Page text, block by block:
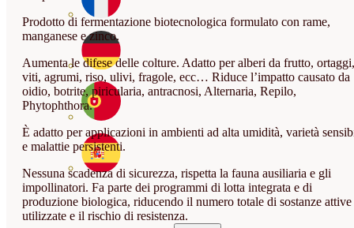
Prodotto di fermentazione biotecnologica formulato con rame,
manganese e zinco.
Aumenta le difese delle colture. Adatto per alberi da frutto, ortaggi,
viti, agrumi, riso, ulivi, fragole, ecc… Riduce l’impatto causato da
oidio, botrite, piricularia, antracnosi, Alternaria, Repilo,
Phytophthora.
È adatto per applicazioni in ambienti ad alta umidità, varietà
e malattie persistenti.
Nessuna scadenza di sicurezza, rispetta la fauna ausiliaria e gli
impollinatori. Fa parte dei programmi di lotta integrata e di
produzione biologica, riducendo il numero totale di sostanze attive
utilizzate e il rischio di resistenza.